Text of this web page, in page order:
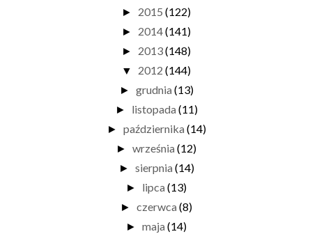
► 2015 (122)
► 2014(141)
► 2013(148)
▼ 2012 (144)
► grudnia (13)
► listopada (11)
► października (14)
► września (12)
► sierpnia (14)
► lipca (13)
► czerwca (8)
► maja (14)